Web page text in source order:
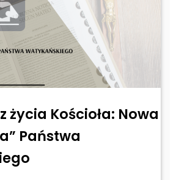
życia Kościoła: Nowa
Państwa